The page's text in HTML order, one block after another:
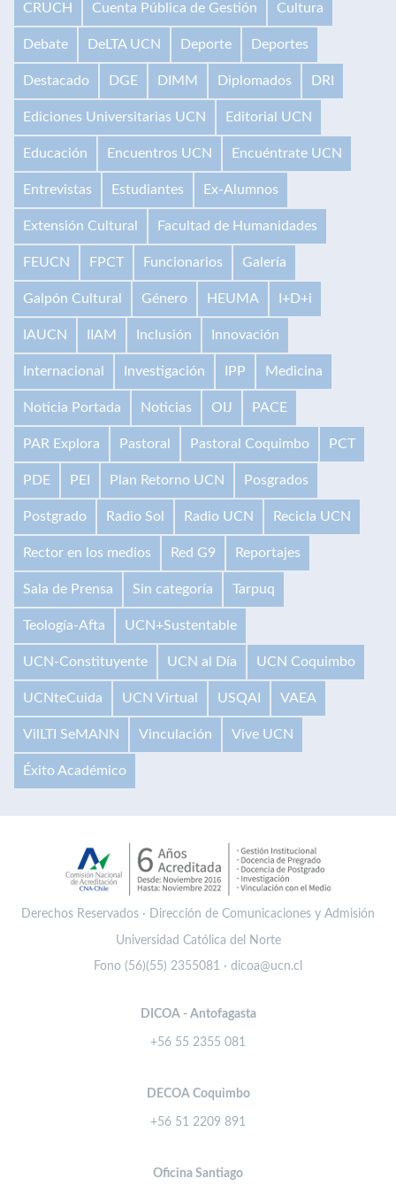
CRUCH Cuenta Pública de Gestión Cultura
Debate DeLTA UCN Deporte Deportes
Destacado DGE DIMM Diplomados DRI
Ediciones Universitarias UCN Editorial UCN
Educación Encuentros UCN Encuéntrate UCN
Entrevistas Estudiantes Ex-Alumnos
Extensión Cultural Facultad de Humanidades
FEUCN FPCT Funcionarios Galería
Galpón Cultural Género HEUMA I+D+i
IAUCN IIAM Inclusión Innovación
Internacional Investigación IPP Medicina
Noticia Portada Noticias OIJ PACE
PAR Explora Pastoral Pastoral Coquimbo PCT
PDE PEI Plan Retorno UCN Posgrados
Postgrado Radio Sol Radio UCN Recicla UCN
Rector en los medios Red G9 Reportajes
Sala de Prensa Sin categoría Tarpuq
Teología-Afta UCN+Sustentable
UCN-Constituyente UCN al Día UCN Coquimbo
UCNteCuida UCN Virtual USQAI VAEA
VilLTI SeMANN Vinculación Vive UCN
Éxito Académico
Derechos Reservados · Dirección de Comunicaciones y Admisión
Universidad Católica del Norte
Fono (56)(55) 2355081 · dicoa@ucn.cl
DICOA - Antofagasta
+56 55 2355 081
DECOA Coquimbo
+56 51 2209 891
Oficina Santiago